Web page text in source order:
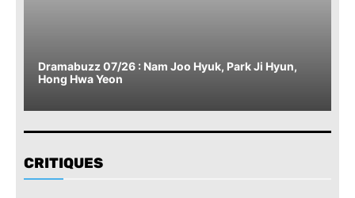
Dramabuzz 07/26 : Nam Joo Hyuk, Park Ji Hyun,
Hong Hwa Yeon
CRITIQUES